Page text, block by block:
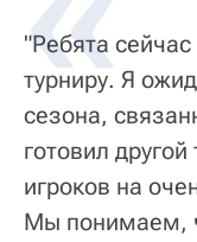
"Ребята
турниру. Я
сезона,
готовил
игроков на
Мы понимаем,